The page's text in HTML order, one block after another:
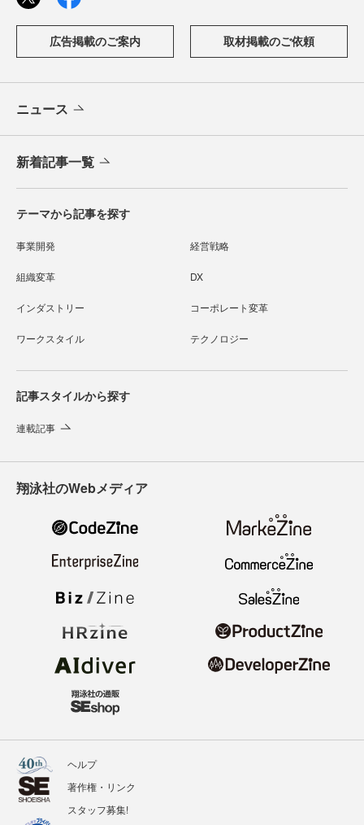
広告掲載のご案内 取材掲載のご依頼
ニュース
新着記事一覧
テーマから記事を探す
事業開発 経営戦略
組織変革 DX
インダストリー コーポレート変革
ワークスタイル テクノロジー
記事スタイルから探す
連載記事
翔泳社のWebメディア
ヘルプ
著作権・リンク
スタッフ募集!